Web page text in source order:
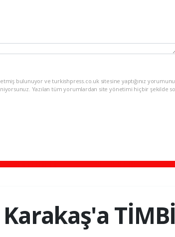
bulunuyor ve turkishpress.co.uk sitesine yaptığınız
Yazılan tüm yorumlardan site yönetimi hiçbir şekilde